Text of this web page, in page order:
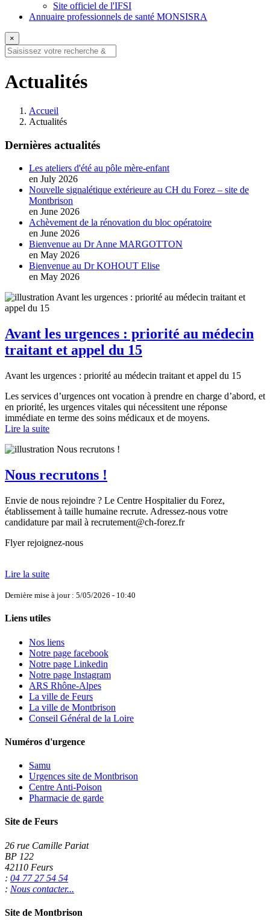
Site officiel de l'IFSI
Annuaire professionnels de santé MONSISRA
×
Actualités
Accueil
Actualités
Dernières actualités
Les ateliers d'été au pôle mère-enfant
en July 2026
Nouvelle signalétique extérieure au CH du Forez – site de
Montbrison
en June 2026
Achèvement de la rénovation du bloc opératoire
en June 2026
Bienvenue au Dr Anne MARGOTTON
en May 2026
Bienvenue au Dr KOHOUT Elise
en May 2026
Avant les urgences : priorité au médecin
traitant et appel du 15
Avant les urgences : priorité au médecin traitant et appel du 15
Les services d’urgences ont vocation à prendre en charge d’abord, et
en priorité, les urgences vitales qui nécessitent une réponse
immédiate en terme des soins médicaux et de moyens.
Lire la suite
Nous recrutons !
Envie de nous rejoindre ? Le Centre Hospitalier du Forez,
établissement à taille humaine recrute. Adressez-nous votre
candidature par mail à recrutement@ch-forez.fr
Flyer rejoignez-nous
Lire la suite
Dernière mise à jour : 5/05/2026 - 10:40
Liens utiles
Nos liens
Notre page facebook
Notre page Linkedin
Notre page Instagram
ARS Rhône-Alpes
La ville de Feurs
La ville de Montbrison
Conseil Général de la Loire
Numéros d'urgence
Samu
Urgences site de Montbrison
Centre Anti-Poison
Pharmacie de garde
Site de Feurs
26 rue Camille Pariat
BP 122
42110 Feurs
: 04 77 27 54 54
: Nous contacter...
Site de Montbrison